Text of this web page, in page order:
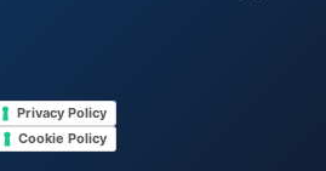
Privacy Policy
Cookie Policy